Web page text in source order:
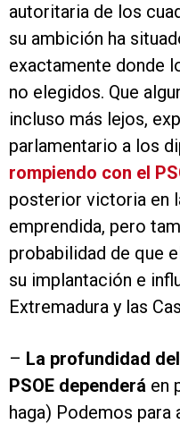
autoritaria de los
su ambición ha
exactamente donde
no elegidos. Que
incluso más lejos,
parlamentario a los
rompiendo con el
posterior victoria en
emprendida, pero
probabilidad de que
su implantación e
Extremadura y las
– La profundidad
PSOE dependerá en
haga) Podemos para